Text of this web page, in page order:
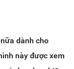
dành cho
này được xem